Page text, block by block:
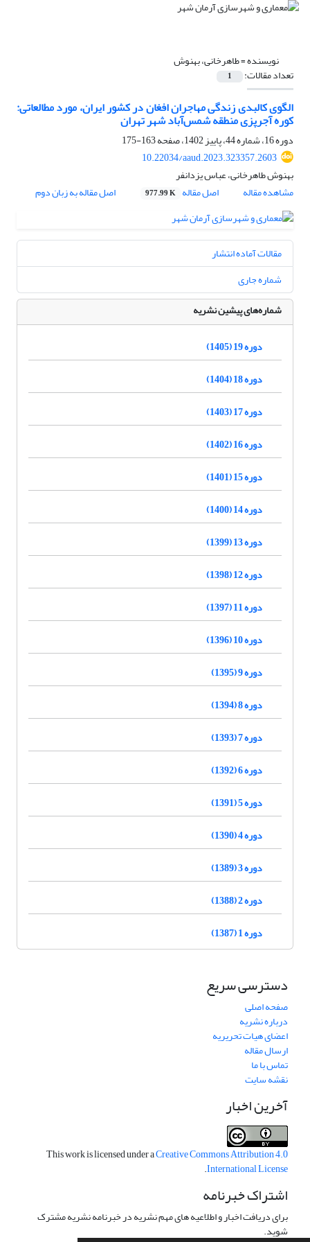
نویسنده =طاهرخانی، بهنوش
تعداد مقالات: 1
الگوی کالبدی زندگی مهاجران افغان در کشور ایران، مورد مطالعاتی:
کوره آجرپزی منطقه شمس‌‌آباد شهر تهران
دوره 16، شماره 44، پاییز 1402، صفحه
163-175
10.22034/aaud.2023.323357.2603
بهنوش طاهرخانی، عباس یزدانفر
مشاهده مقاله
اصل مقاله 977.99 K اصل مقاله به زبان دوم
مقالات آماده انتشار
شماره جاری
شماره‌های پیشین نشریه
دوره 19 (1405)
دوره 18 (1404)
دوره 17 (1403)
دوره 16 (1402)
دوره 15 (1401)
دوره 14 (1400)
دوره 13 (1399)
دوره 12 (1398)
دوره 11 (1397)
دوره 10 (1396)
دوره 9 (1395)
دوره 8 (1394)
دوره 7 (1393)
دوره 6 (1392)
دوره 5 (1391)
دوره 4 (1390)
دوره 3 (1389)
دوره 2 (1388)
دوره 1 (1387)
دسترسی سریع
صفحه اصلی
درباره نشریه
اعضای هیات تحریریه
ارسال مقاله
تماس با ما
نقشه سایت
آخرین اخبار
This work is licensed under aCreative Commons Attribution 4.0
International License
.
اشتراک خبرنامه
برای دریافت اخبار و اطلاعیه های مهم نشریه در خبرنامه نشریه مشترک
شوید.